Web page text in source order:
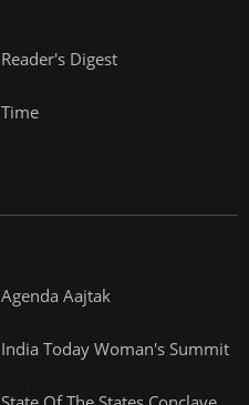
Reader's Digest
Time
Agenda Aajtak
India Today Woman's Summit